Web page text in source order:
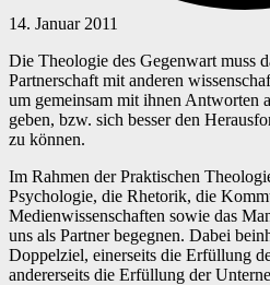
14. Januar 2011
Die Theologie des Gegenwart muss
Partnerschaft mit anderen
um gemeinsam mit ihnen Antworten
geben, bzw. sich besser den
zu können.
Im Rahmen der Praktischen
Psychologie, die Rhetorik, die
Medienwissenschaften sowie das
uns als Partner begegnen. Dabei
Doppelziel, einerseits die Erfüllung
andererseits die Erfüllung der